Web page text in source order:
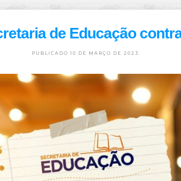
de Educação
PUBLICADO 10 DE MARÇO DE 2023.